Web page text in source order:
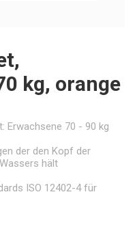
kg, orange
Erwachsene 70 - 90 kg
der den Kopf der
hält
ISO 12402-4 für